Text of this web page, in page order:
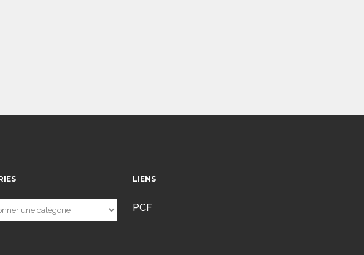
LIENS
PCF